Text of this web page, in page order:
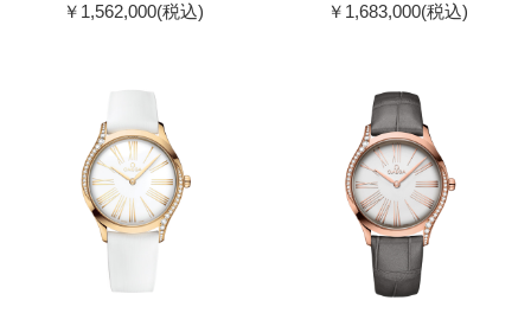
￥1,562,000(税込)
￥1,683,000(税込)